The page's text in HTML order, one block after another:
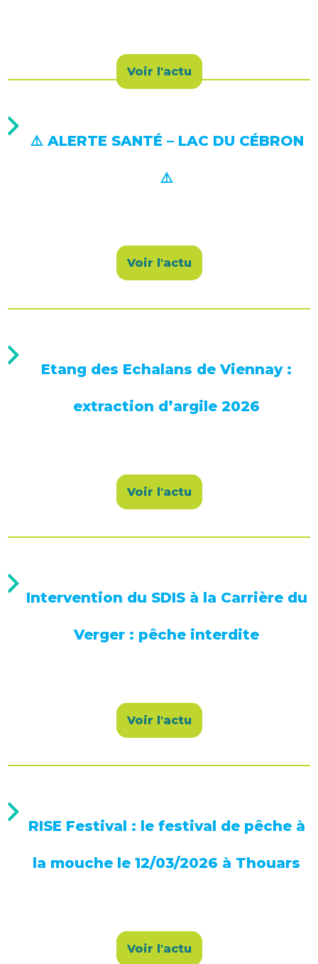
Voir l'actu
Voir l'actu
⚠️ ALERTE SANTÉ – LAC DU CÉBRON
⚠️
Voir l'actu
Etang des Echalans de Viennay :
extraction d’argile 2026
Voir l'actu
Intervention du SDIS à la Carrière du
Verger : pêche interdite
Voir l'actu
RISE Festival : le festival de pêche à
la mouche le 12/03/2026 à Thouars